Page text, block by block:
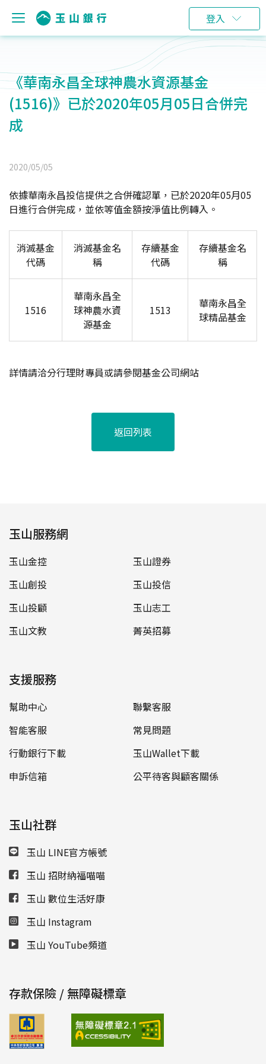
登入
《華南永昌全球神農水資源基金
(1516)》已於2020年05月05日合併完
成
2020/05/05
依據華南永昌投信提供之合併確認單，已於2020年05月05
日進行合併完成，並依等值金額按淨值比例轉入。
消滅基金
代碼
消滅基金名
稱
存續基金
代碼
存續基金名
稱
1516
華南永昌全
球神農水資
源基金
1513
華南永昌全
球精品基金
詳情請洽分行理財專員或請參閱基金公司網站
返回列表
玉山服務網
玉山金控
玉山證券
玉山創投
玉山投信
玉山投顧
玉山志工
玉山文教
菁英招募
支援服務
幫助中心
聯繫客服
智能客服
常見問題
行動銀行下載
玉山Wallet下載
申訴信箱
公平待客與顧客關係
玉山社群
玉山 LINE官方帳號
玉山 招財納福喵喵
玉山 數位生活好康
玉山 Instagram
玉山 YouTube頻道
存款保險 / 無障礙標章